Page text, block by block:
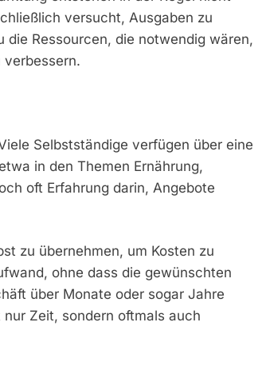
versucht, Ausgaben zu
Ressourcen, die notwendig wären,
verbessern.
Selbstständige verfügen über eine
in den Themen Ernährung,
oft Erfahrung darin, Angebote
zu übernehmen, um Kosten zu
ohne dass die gewünschten
über Monate oder sogar Jahre
Zeit, sondern oftmals auch